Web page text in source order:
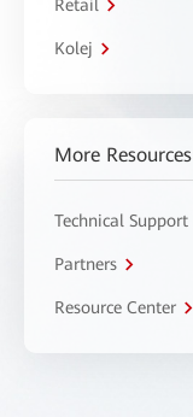
Retail
Kolej
More Resources
Technical Support
Partners
Resource Center